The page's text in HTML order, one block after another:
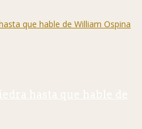
hasta que hable de